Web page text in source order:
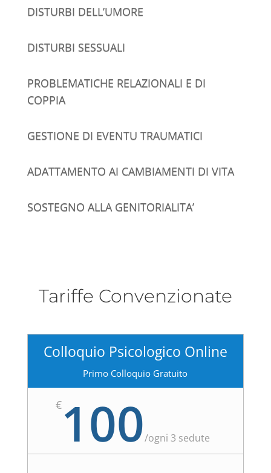
DISTURBI DELL’UMORE
DISTURBI SESSUALI
PROBLEMATICHE RELAZIONALI E DI
COPPIA
GESTIONE DI EVENTU TRAUMATICI
ADATTAMENTO AI CAMBIAMENTI DI VITA
SOSTEGNO ALLA GENITORIALITA’
Tariffe Convenzionate
Colloquio Psicologico Online
Primo Colloquio Gratuito
€100/ogni 3 sedute